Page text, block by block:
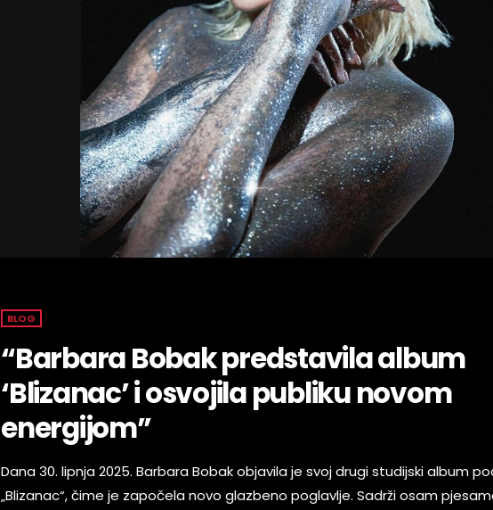
BLOG
“Barbara Bobak predstavila album
‘Blizanac’ i osvojila publiku novom
energijom”
Dana 30. lipnja 2025. Barbara Bobak objavila je svoj drugi studijski album
„Blizanac“, čime je započela novo glazbeno poglavlje. Sadrži osam